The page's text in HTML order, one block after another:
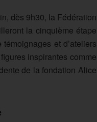
dès 9h30, la Fédération
la cinquième étape
et d’ateliers
inspirantes comme
de la fondation Alice